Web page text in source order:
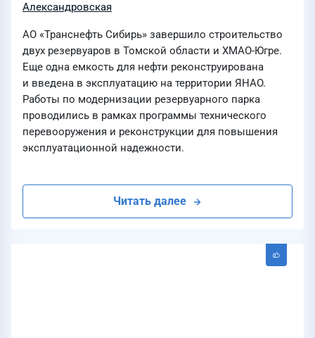
Александровская
АО «Транснефть Сибирь» завершило строительство
двух резервуаров в Томской области и ХМАО-Югре.
Еще одна емкость для нефти реконструирована
и введена в эксплуатацию на территории ЯНАО.
Работы по модернизации резервуарного парка
проводились в рамках программы технического
перевооружения и реконструкции для повышения
эксплуатационной надежности.
Читать далее